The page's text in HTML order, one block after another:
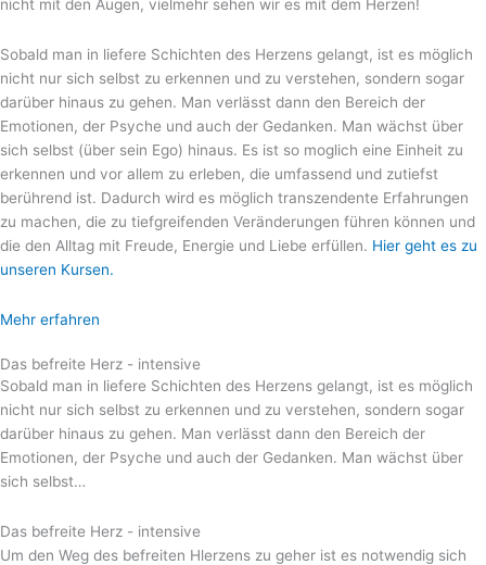
nicht mit den Augen, vielmehr sehen wir es mit dem Herzen!
Sobald man in liefere Schichten des Herzens gelangt, ist es möglich
nicht nur sich selbst zu erkennen und zu verstehen, sondern sogar
darüber hinaus zu gehen. Man verlässt dann den Bereich der
Emotionen, der Psyche und auch der Gedanken. Man wächst über
sich selbst (über sein Ego) hinaus. Es ist so moglich eine Einheit zu
erkennen und vor allem zu erleben, die umfassend und zutiefst
berührend ist. Dadurch wird es möglich transzendente Erfahrungen
zu machen, die zu tiefgreifenden Veränderungen führen können und
die den Alltag mit Freude, Energie und Liebe erfüllen. Hier geht es zu
unseren Kursen.
Mehr erfahren
Das befreite Herz - intensive
Sobald man in liefere Schichten des Herzens gelangt, ist es möglich
nicht nur sich selbst zu erkennen und zu verstehen, sondern sogar
darüber hinaus zu gehen. Man verlässt dann den Bereich der
Emotionen, der Psyche und auch der Gedanken. Man wächst über
sich selbst…
Das befreite Herz - intensive
Um den Weg des befreiten Hlerzens zu geher ist es notwendig sich